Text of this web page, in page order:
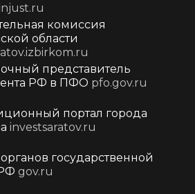
комиссия
области
представитель
РФ в ПФО pfo.gov.ru
портал города
investsaratov.ru
государственной
gov.ru